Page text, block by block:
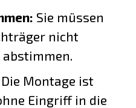
Sie müssen
nicht
Die Montage ist
Eingriff in die